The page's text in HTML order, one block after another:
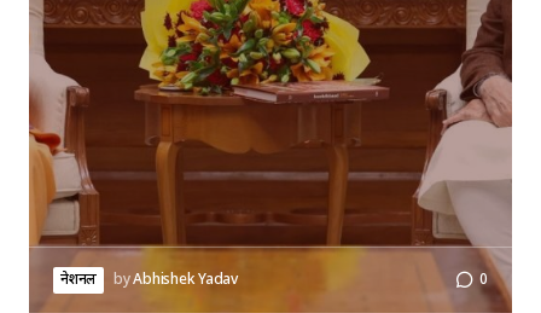
नेशनल byAbhishek Yadav 0